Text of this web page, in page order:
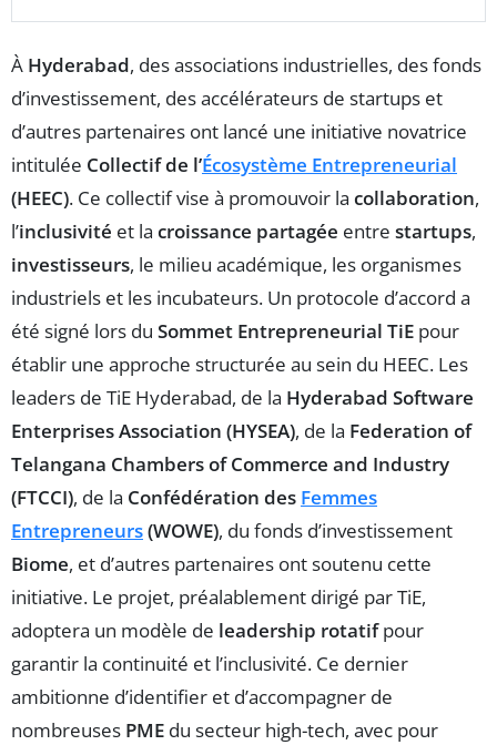
À Hyderabad, des associations industrielles, des fonds
d’investissement, des accélérateurs de startups et
d’autres partenaires ont lancé une initiative novatrice
intitulée Collectif de l’Écosystème Entrepreneurial
(HEEC). Ce collectif vise à promouvoir la collaboration,
l’inclusivité et la croissance partagée entre startups,
investisseurs, le milieu académique, les organismes
industriels et les incubateurs. Un protocole d’accord a
été signé lors du Sommet Entrepreneurial TiE pour
établir une approche structurée au sein du HEEC. Les
leaders de TiE Hyderabad, de la Hyderabad Software
Enterprises Association (HYSEA), de la Federation of
Telangana Chambers of Commerce and Industry
(FTCCI), de la Confédération des Femmes
Entrepreneurs(WOWE), du fonds d’investissement
Biome, et d’autres partenaires ont soutenu cette
initiative. Le projet, préalablement dirigé par TiE,
adoptera un modèle de leadership rotatifpour
garantir la continuité et l’inclusivité. Ce dernier
ambitionne d’identifier et d’accompagner de
nombreuses PME du secteur high-tech, avec pour